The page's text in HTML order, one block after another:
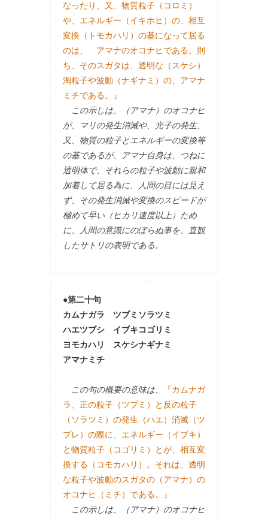
なったり、又、物質粒子（コロミ）
や、エネルギー（イキホヒ）の、相互
変換（トモカハリ）の基になって居る
のは、 アマナのオコナヒである。則
ち、そのスガタは、透明な（スケシ）
淘粒子や波動（ナギナミ）の、アマナ
ミチである。』
この示しは、（アマナ）のオコナヒ
が、マリの発生消滅や、光子の発生、
又、物質の粒子とエネルギーの変換等
の基であるが、アマナ自身は、つねに
透明体で、それらの粒子や波動に親和
加着して居る為に、人間の目には見え
ず、その発生消滅や変換のスピードが
極めて早い（ヒカリ速度以上）ため
に、人間の意識にのぽらぬ事を、直観
したサトリの表明である。
●第二十句
カムナガラ ツブミソラツミ
ハエツブシ イブキコゴリミ
ヨモカハリ スケシナギナミ
アマナミチ
この句の概要の意味は、
『カムナガ
ラ、正の粒子（ツプミ）と反の粒子
（ソラツミ）の発生（ハエ）消滅（ツ
プレ）の際に、エネルギー（イブキ）
と物質粒子（コゴリミ）とが、相互変
換する（コモカハリ）。それは、透明
な粒子や波動のスガタの（アマナ）の
オコナヒ（ミチ）である。』
この示しは、（アマナ）のオコナヒ